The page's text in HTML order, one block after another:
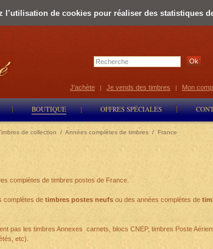
de cookies pour réaliser des statistiques
BOUTIQUE OFFRES SPÉCIALES
J'achète | Je vends des timbres | Mon
de collection / Années complètes de timbres / France
complètes de timbres postes de France.
complètes de timbres postes neufs ou des années complètes de
pas les timbres Annexes carnets, blocs CNEP, timbres Poste
etc).